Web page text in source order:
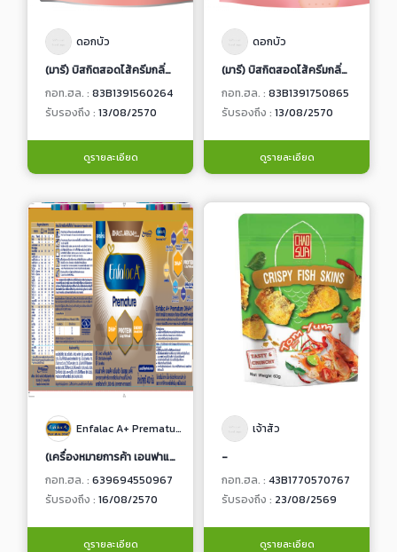
ดอกบัว
(มารี) บิสกิตสอดไส้ครีมกลิ่นวานิลลา
กอท.ฮล. : 83B1391560264
รับรองถึง : 13/08/2570
ดูรายละเอียด
ดอกบัว
(มารี) บิสกิตสอดไส้ครีมกลิ่นวานิลลา (แบบที่ 2)
กอท.ฮล. : 83B1391750865
รับรองถึง : 13/08/2570
ดูรายละเอียด
Enfalac A+ Premature DHA+™
(เครื่องหมายการค้า เอนฟาแล็ค เอพลัส พรีเมชัว ดีเอชเอ พลัส) (อาหารทางการแพทย์) อาหารทารกสำหรับทารกเกิดก่อนกำหนดที่มีน้ำหนักแรกเกิดต่ำกว่า 1,500 กรัม
กอท.ฮล. : 639694550967
รับรองถึง : 16/08/2570
ดูรายละเอียด
เจ้าสัว
-
กอท.ฮล. : 43B1770570767
รับรองถึง : 23/08/2569
ดูรายละเอียด